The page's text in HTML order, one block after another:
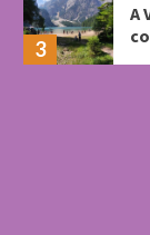
3
A